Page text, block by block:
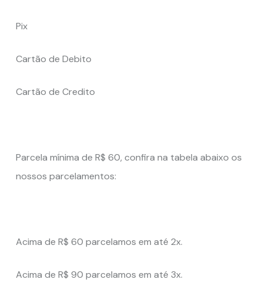
Pix
Cartão de Debito
Cartão de Credito
Parcela mínima de R$ 60, confira na tabela abaixo os
nossos parcelamentos:
Acima de R$ 60 parcelamos em até 2x.
Acima de R$ 90 parcelamos em até 3x.